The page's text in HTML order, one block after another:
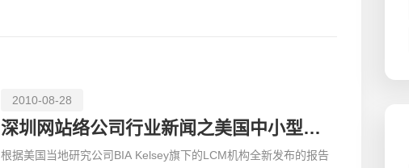
2010-08-28
深圳网站络公司行业新闻之美国中小型企业广告支出水平处于较高层次
根据美国当地研究公司BIA Kelsey旗下的LCM机构全新发布的报告